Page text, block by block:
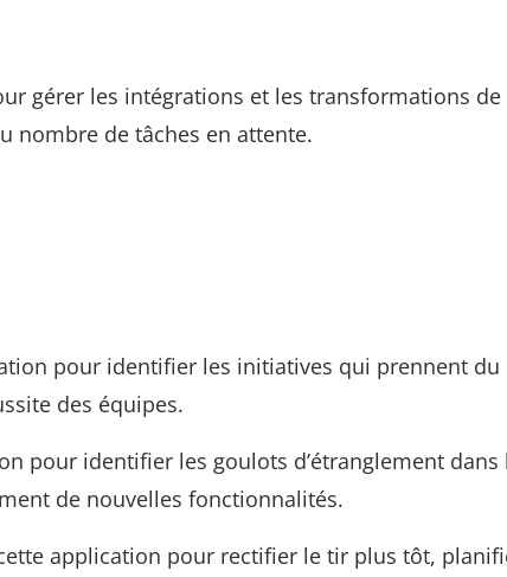
gérer les intégrations et les transformations de
nombre de tâches en attente.
pour identifier les initiatives qui prennent du
des équipes.
pour identifier les goulots d’étranglement dans
de nouvelles fonctionnalités.
application pour rectifier le tir plus tôt,